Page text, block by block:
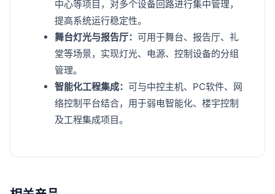
中心等项目，对多个设备回路进行集中管理，
提高系统运行稳定性。
舞台灯光与报告厅： 可用于舞台、报告厅、礼
堂等场景，实现灯光、电源、控制设备的分组
管理。
智能化工程集成： 可与中控主机、PC软件、网
络控制平台结合，用于弱电智能化、楼宇控制
及工程集成项目。